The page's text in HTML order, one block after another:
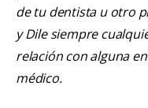
de tu dentista u otro
y Dile siempre
relación con alguna
médico.